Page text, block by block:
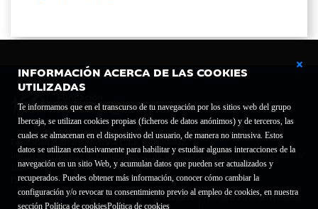
INFORMACIÓN ACERCA DE LAS COOKIES
UTILIZADAS
Te informamos que en el transcurso de tu navegación por los sitios web del grupo
Ibercaja, se utilizan cookies propias (ficheros de datos anónimos) y de terceros, las
cuales se almacenan en el dispositivo del usuario, de manera no intrusiva. Estos
datos se utilizan exclusivamente para habilitar y estudiar algunas interacciones de la
navegación en un sitio Web, y acumulan datos que pueden ser actualizados y
recuperados. Puedes obtener más información, conocer cómo cambiar la
configuración y/o revocar tu consentimiento previo al empleo de cookies, en nuestra
sección Política de cookiesPolítica de cookies
Fundación Bancaria Ibercaja C.I.F. G-50000652.
Inscrita en el Registro de Fundaciones del Mº de Educación, Cultura y Deporte con el nº
1689.
Domicilio social: Joaquín Costa, 13. 50001 Zaragoza.
Contacto
Declaración de accesibilidad